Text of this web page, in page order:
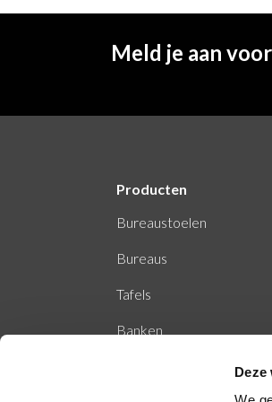
Deze
Meld je aan
Producten
Bureaustoelen
Bureaus
Tafels
Banken